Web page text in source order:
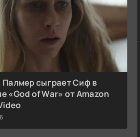
Палмер сыграет Сиф в
«God of War» от Amazon